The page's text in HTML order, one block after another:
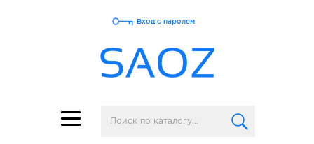
Toggle
navigation
Вход с паролем